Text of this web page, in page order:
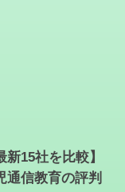
15社を比較】
通信教育の評判